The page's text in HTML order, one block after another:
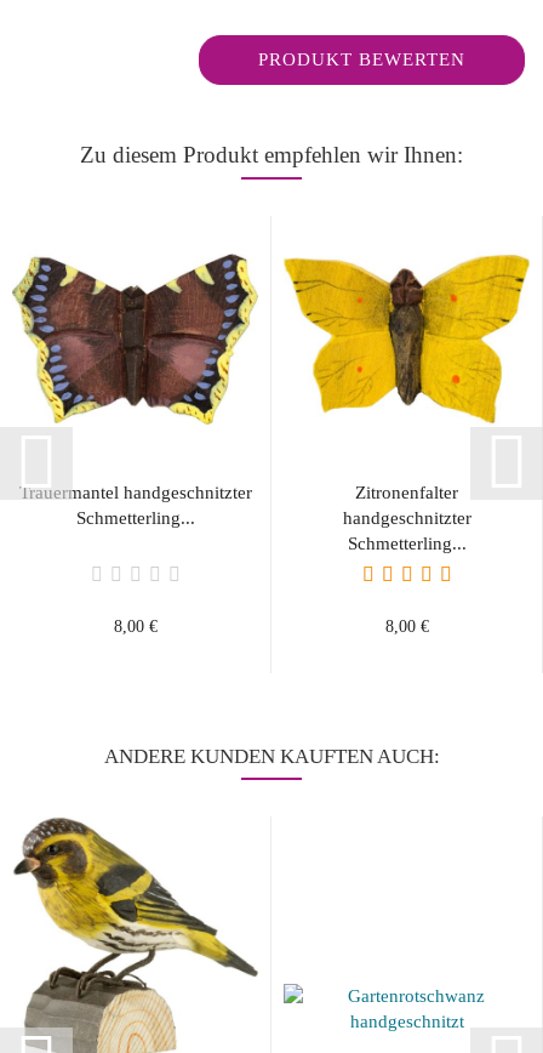
PRODUKT BEWERTEN
Zu diesem Produkt empfehlen wir Ihnen:
Trauermantel handgeschnitzter
Schmetterling...
8,00 €
Zitronenfalter
handgeschnitzter
Schmetterling...
8,00 €
ANDERE KUNDEN KAUFTEN AUCH: